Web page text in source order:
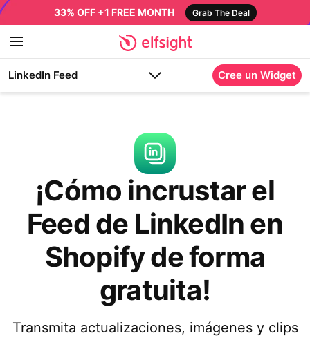
33% OFF +1 FREE MONTH Grab The Deal
LinkedIn Feed Cree un Widget
¡Cómo incrustar el
Feed de LinkedIn en
Shopify de forma
gratuita!
Transmita actualizaciones, imágenes y clips